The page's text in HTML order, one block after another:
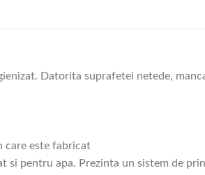
Datorita suprafetei netede,
care este fabricat
pentru apa. Prezinta un sistem de